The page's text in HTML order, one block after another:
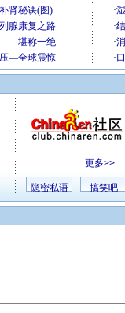
更多>>
隐密私语 搞笑吧